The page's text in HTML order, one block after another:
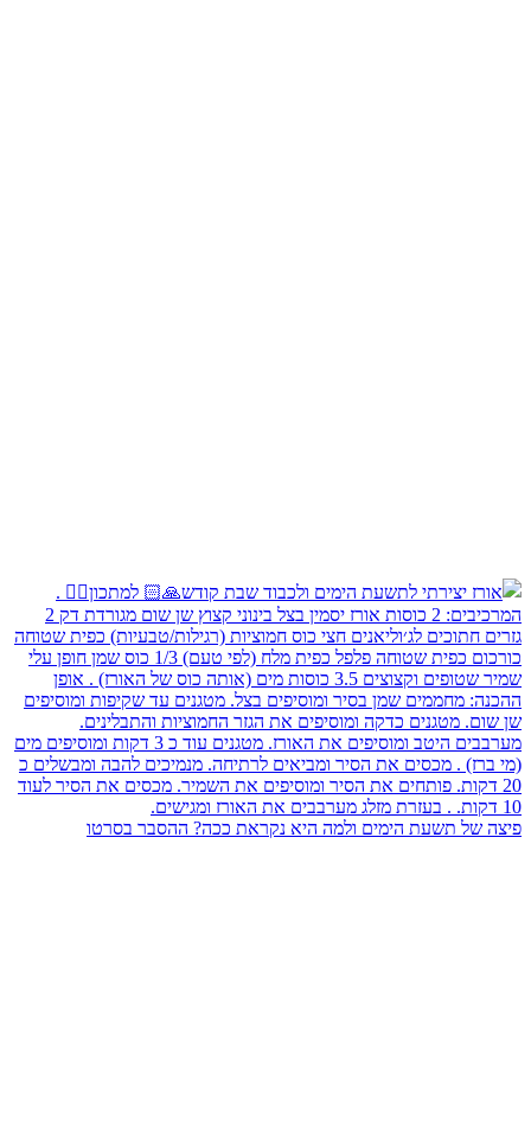
פיצה של תשעת הימים ולמה היא נקראת ככה? ההסבר בסרטו